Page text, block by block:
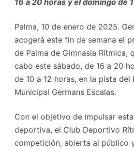
Palma, 10 de enero de 2025.
acogerá este fin de semana el
de Palma de Gimnasia Rítmica,
cabo este sábado, de 16 a 20
de 10 a 12 horas, en la pista
Municipal Germans Escalas.
Con el objetivo de impulsar
deportiva, el Club Deportivo
competición, abierta al público